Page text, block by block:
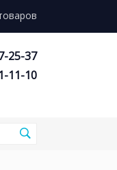
25-37
11-10